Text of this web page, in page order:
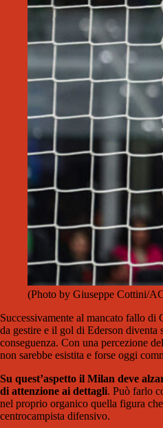
(Photo by Giuseppe Cottini/
Successivamente al mancato fallo
da gestire e il gol di Ederson diventa
conseguenza. Con una percezione
non sarebbe esistita e forse oggi
Su quest’aspetto il Milan deve
di attenzione ai dettagli. Può farlo
nel proprio organico quella figura
centrocampista difensivo.